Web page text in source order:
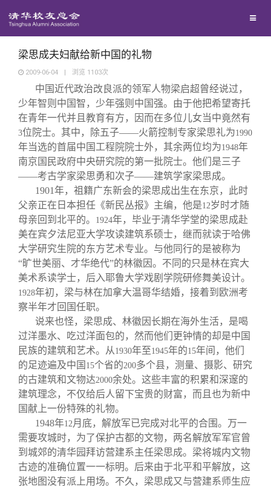
西南联大校友会
义工计划
新媒体平台
青春风采
校友文苑
校友视界
校友服务
终身学习
信息化服务
实用信息
校友总会
总会简介
总会章程
理事会名单
制度法规
联系我们
关闭
梁思成夫妇献给新中国的礼物
2009-06-04 | 浏览 1103次
中国近代政治改良派的领军人物梁启超曾经说过，
少年智则中国智，少年强则中国强。由于他把希望寄托
在青年一代并且教育有方，因而在多位儿女当中竟然有
3位院士。其中，除五子——火箭控制专家梁思礼为1990
年当选的首届中国工程院院士外，其余两位均为1948年
南京国民政府中央研究院的第一批院士。他们是三子
——考古学家梁思勇和次子——建筑学家梁思成。
1901年，祖籍广东新会的梁思成出生在东京，此时
父亲正在日本担任《新民丛报》主编，他是12岁时才随
母亲回到北平的。
1924年，毕业于清华学堂的梁思成赴
美在宾夕法尼亚大学攻读建筑系硕士，继而就读于哈佛
大学研究生院的东方艺术专业。与他同行的是被称为
“旷世美丽、才华绝代”的林徽因。不同的只是林在宾大
美术系读学士，后入耶鲁大学戏剧学院研修舞美设计。
1928年初，梁与林在加拿大温哥华结婚，接着到欧洲考
察半年才回国任职。
说来也怪，梁思成、林徽因长期在海外生活，是喝
过洋墨水、吃过洋面包的，然而他们更钟情的却是中国
民族的建筑和艺术。从 1930年至1945年的15年间，他们
的足迹遍及中国 15个省的200多个县，测量、摄影、研究
的古建筑和文物达2000余处。这些丰富的积累和深邃的
建筑理念，不仅给后人留下宝贵的财富，而且也为新中
国献上一份特殊的礼物。
1948年12月底，解放军已完成对北平的合围。万一
需要攻城时，为了保护古都的文物，两名解放军军官曾
到城郊的清华园拜访营建系主任梁思成。梁将城内文物
古迹的准确位置一一标明。后来由于北平和平解放，这
张地图没有派上用场。不久，梁思成又与营建系师生应